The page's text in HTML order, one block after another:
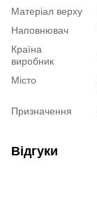
Матеріал верху
Наповнювач
Країна
виробник
Місто
Призначення
Відгуки